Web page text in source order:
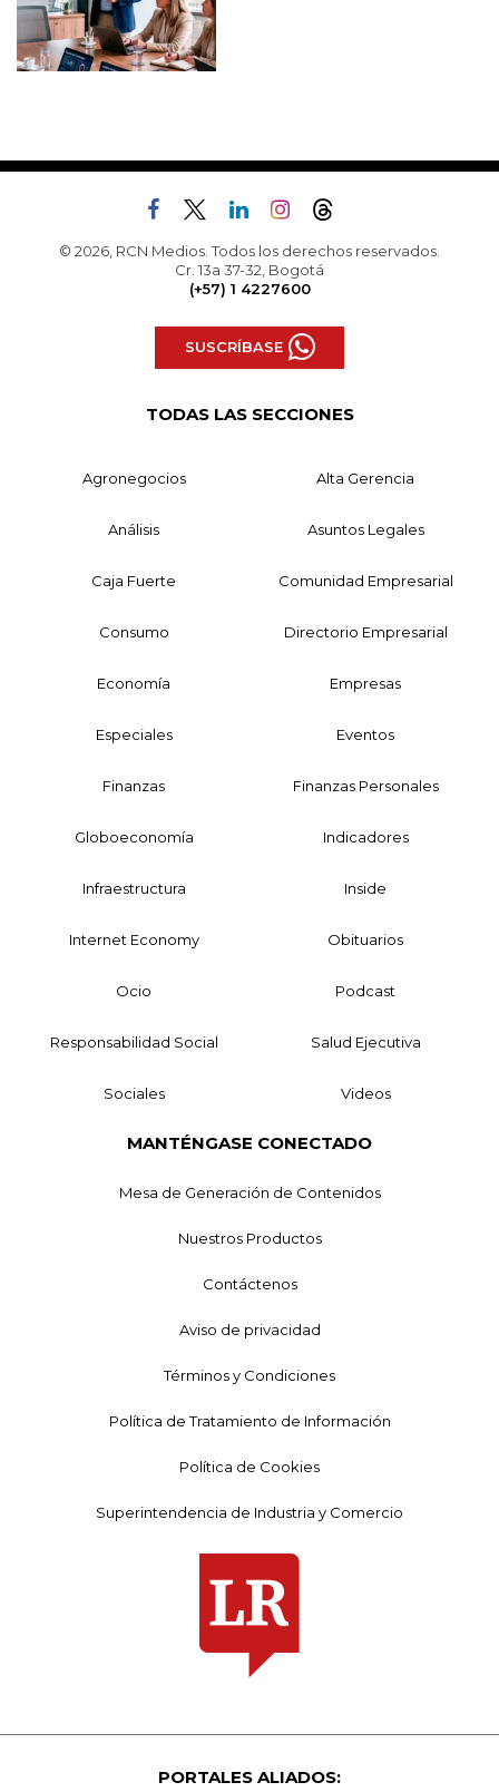
© 2026, RCN Medios. Todos los derechos reservados.
Cr. 13a 37-32, Bogotá
(+57) 1 4227600
SUSCRÍBASE
TODAS LAS SECCIONES
Agronegocios Alta Gerencia
Análisis Asuntos Legales
Caja Fuerte Comunidad Empresarial
Consumo Directorio Empresarial
Economía Empresas
Especiales Eventos
Finanzas Finanzas Personales
Globoeconomía Indicadores
Infraestructura Inside
Internet Economy Obituarios
Ocio Podcast
Responsabilidad Social Salud Ejecutiva
Sociales Videos
MANTÉNGASE CONECTADO
Mesa de Generación de Contenidos
Nuestros Productos
Contáctenos
Aviso de privacidad
Términos y Condiciones
Política de Tratamiento de Información
Política de Cookies
Superintendencia de Industria y Comercio
PORTALES ALIADOS: